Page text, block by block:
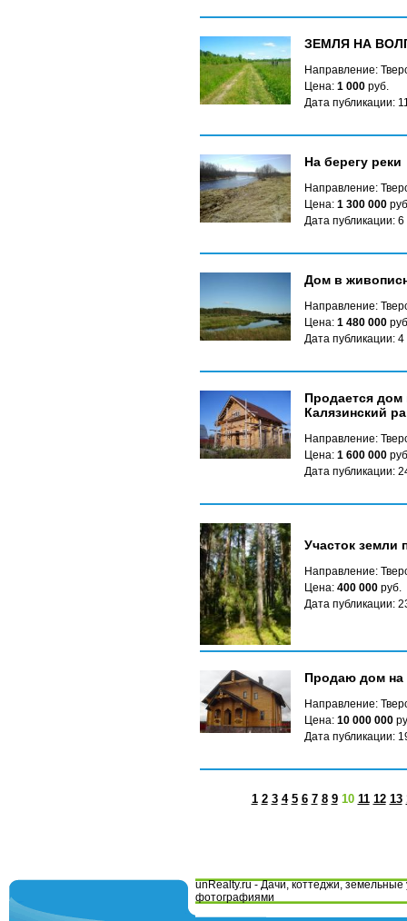
ЗЕМЛЯ НА
Направление:
Цена: 1 000 руб.
Дата публикации:
На берегу реки
Направление:
Цена: 1 300 000
Дата публикации:
Дом в
Направление:
Цена: 1 480 000
Дата публикации:
Продается дом
Калязинский
Направление:
Цена: 1 600 000
Дата публикации:
Участок земли
Направление:
Цена: 400 000 руб.
Дата публикации:
Продаю дом на
Направление:
Цена: 10 000 000
Дата публикации:
1 2 3 4 5 6 7 8 9 10 11 12 13
unRealty.ru - Дачи, коттеджи, земельные
фотографиями